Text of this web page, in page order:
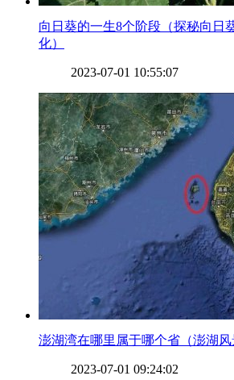
向日葵的一生8个阶段（探秘向日
化）
2023-07-01 10:55:07
澎湖湾在哪里属于哪个省（澎湖风
2023-07-01 09:24:02